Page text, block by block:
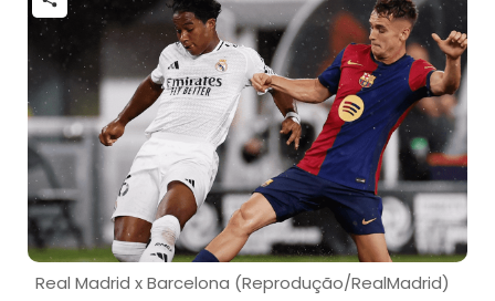
Real Madrid x Barcelona (Reprodução/RealMadrid)